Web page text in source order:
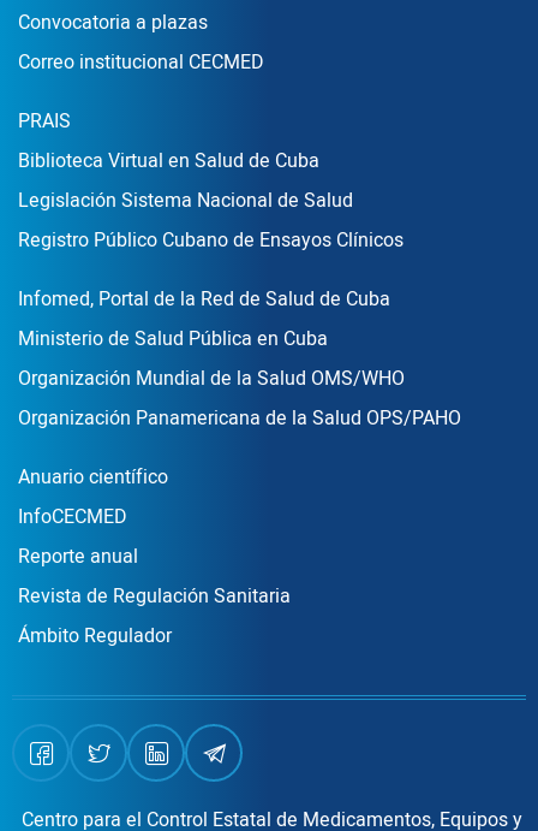
Convocatoria a plazas
Correo institucional CECMED
Enlace Footer2
PRAIS
Biblioteca Virtual en Salud de Cuba
Legislación Sistema Nacional de Salud
Registro Público Cubano de Ensayos Clínicos
Enlace Footer3
Infomed, Portal de la Red de Salud de Cuba
Ministerio de Salud Pública en Cuba
Organización Mundial de la Salud OMS/WHO
Organización Panamericana de la Salud OPS/PAHO
Publicaciones
Anuario científico
InfoCECMED
Reporte anual
Revista de Regulación Sanitaria
Ámbito Regulador
Centro para el Control Estatal de Medicamentos, Equipos y